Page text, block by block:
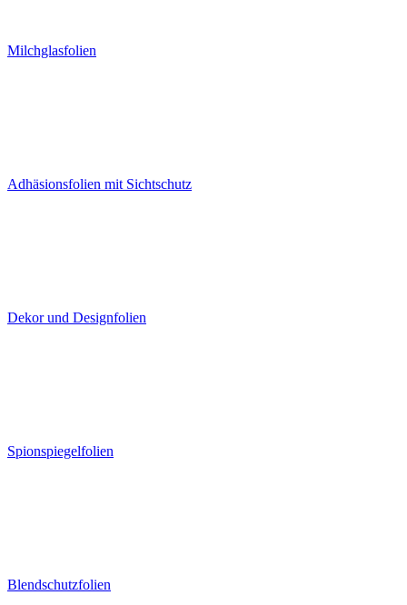
Milchglasfolien
Adhäsionsfolien mit Sichtschutz
Dekor und Designfolien
Spionspiegelfolien
Blendschutzfolien